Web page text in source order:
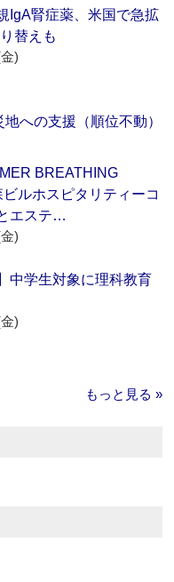
IgA腎症薬、米国で急拡
替えも
)
への支援（順位不動）
BREATHING
ルホスピタリティーコ
エステ…
)
中学生対象に理科教育
)
もっと見る »